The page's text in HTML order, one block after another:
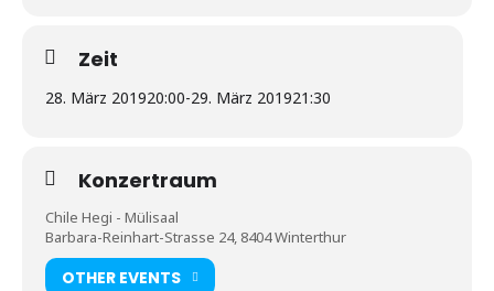
Zeit
28. März 201920:00-29. März 201921:30
Konzertraum
Chile Hegi - Mülisaal
Barbara-Reinhart-Strasse 24, 8404 Winterthur
OTHER EVENTS